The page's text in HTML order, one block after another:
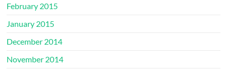
February 2015
January 2015
December 2014
November 2014